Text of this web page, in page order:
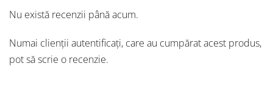
Nu există recenzii până acum.
Numai clienții autentificați, care au cumpărat acest produs,
pot să scrie o recenzie.